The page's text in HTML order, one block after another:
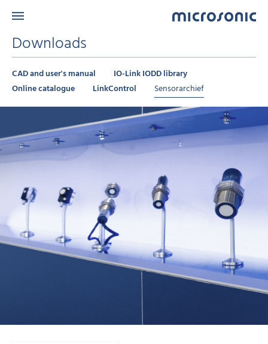
Downloads
CAD and user's manual
IO-Link IODD library
Online catalogue
LinkControl Sensorarchief